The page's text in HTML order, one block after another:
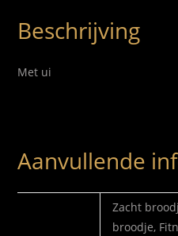
Beschrijving
Met ui
Aanvullende
Zacht
broodje,